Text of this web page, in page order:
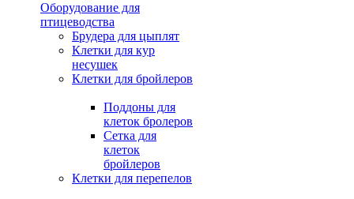
Оборудование для
птицеводства
Брудера для цыплят
Клетки для кур
несушек
Клетки для бройлеров
Поддоны для
клеток бролеров
Сетка для
клеток
бройлеров
Клетки для перепелов